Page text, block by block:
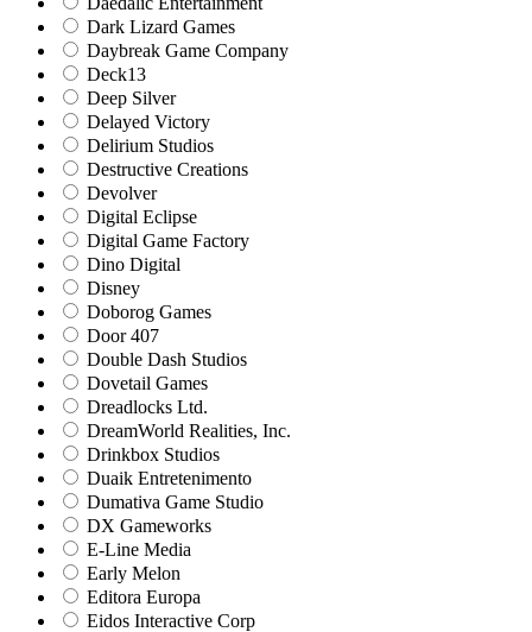
Dark Lizard Games
Daybreak Game Company
Deck13
Deep Silver
Delayed Victory
Delirium Studios
Destructive Creations
Devolver
Digital Eclipse
Digital Game Factory
Dino Digital
Disney
Doborog Games
Door 407
Double Dash Studios
Dovetail Games
Dreadlocks Ltd.
DreamWorld Realities, Inc.
Drinkbox Studios
Duaik Entretenimento
Dumativa Game Studio
DX Gameworks
E-Line Media
Early Melon
Editora Europa
Eidos Interactive Corp